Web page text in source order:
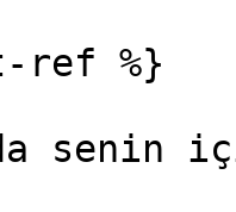
ref %}
senin